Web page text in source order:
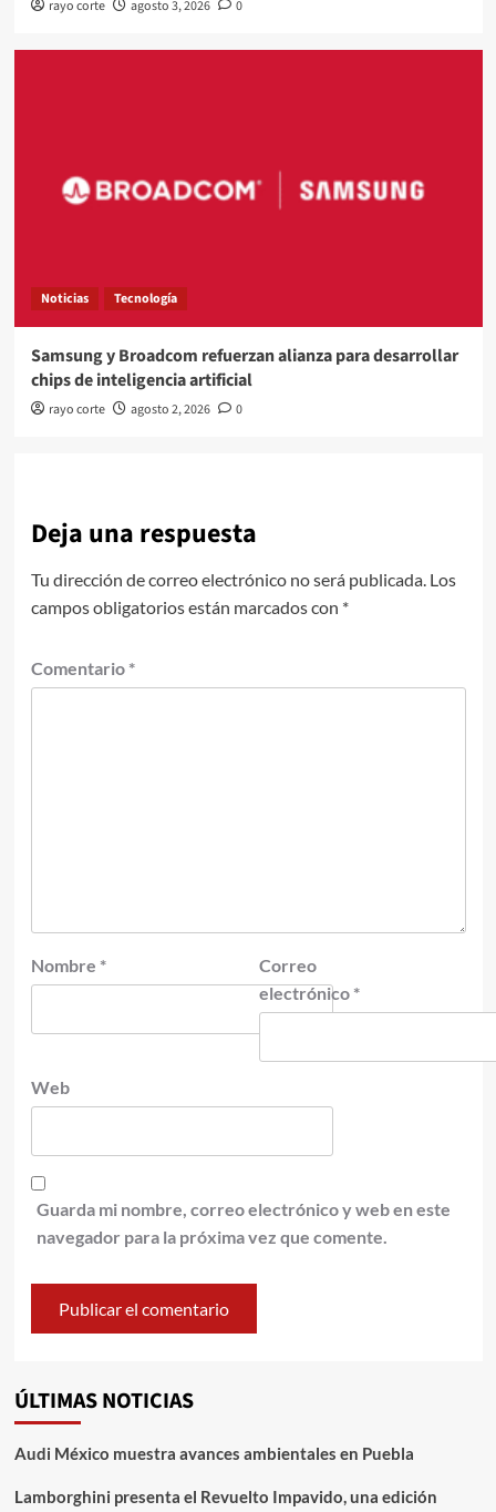
rayo corte agosto 3, 2026 0
Noticias Tecnología
Samsung y Broadcom refuerzan alianza para desarrollar
chips de inteligencia artificial
rayo corte agosto 2, 2026 0
Deja una respuesta
Tu dirección de correo electrónico no será publicada. Los
campos obligatorios están marcados con *
Comentario *
Nombre *
Correo
electrónico *
Web
Guarda mi nombre, correo electrónico y web en este
navegador para la próxima vez que comente.
ÚLTIMAS NOTICIAS
Audi México muestra avances ambientales en Puebla
Lamborghini presenta el Revuelto Impavido, una edición